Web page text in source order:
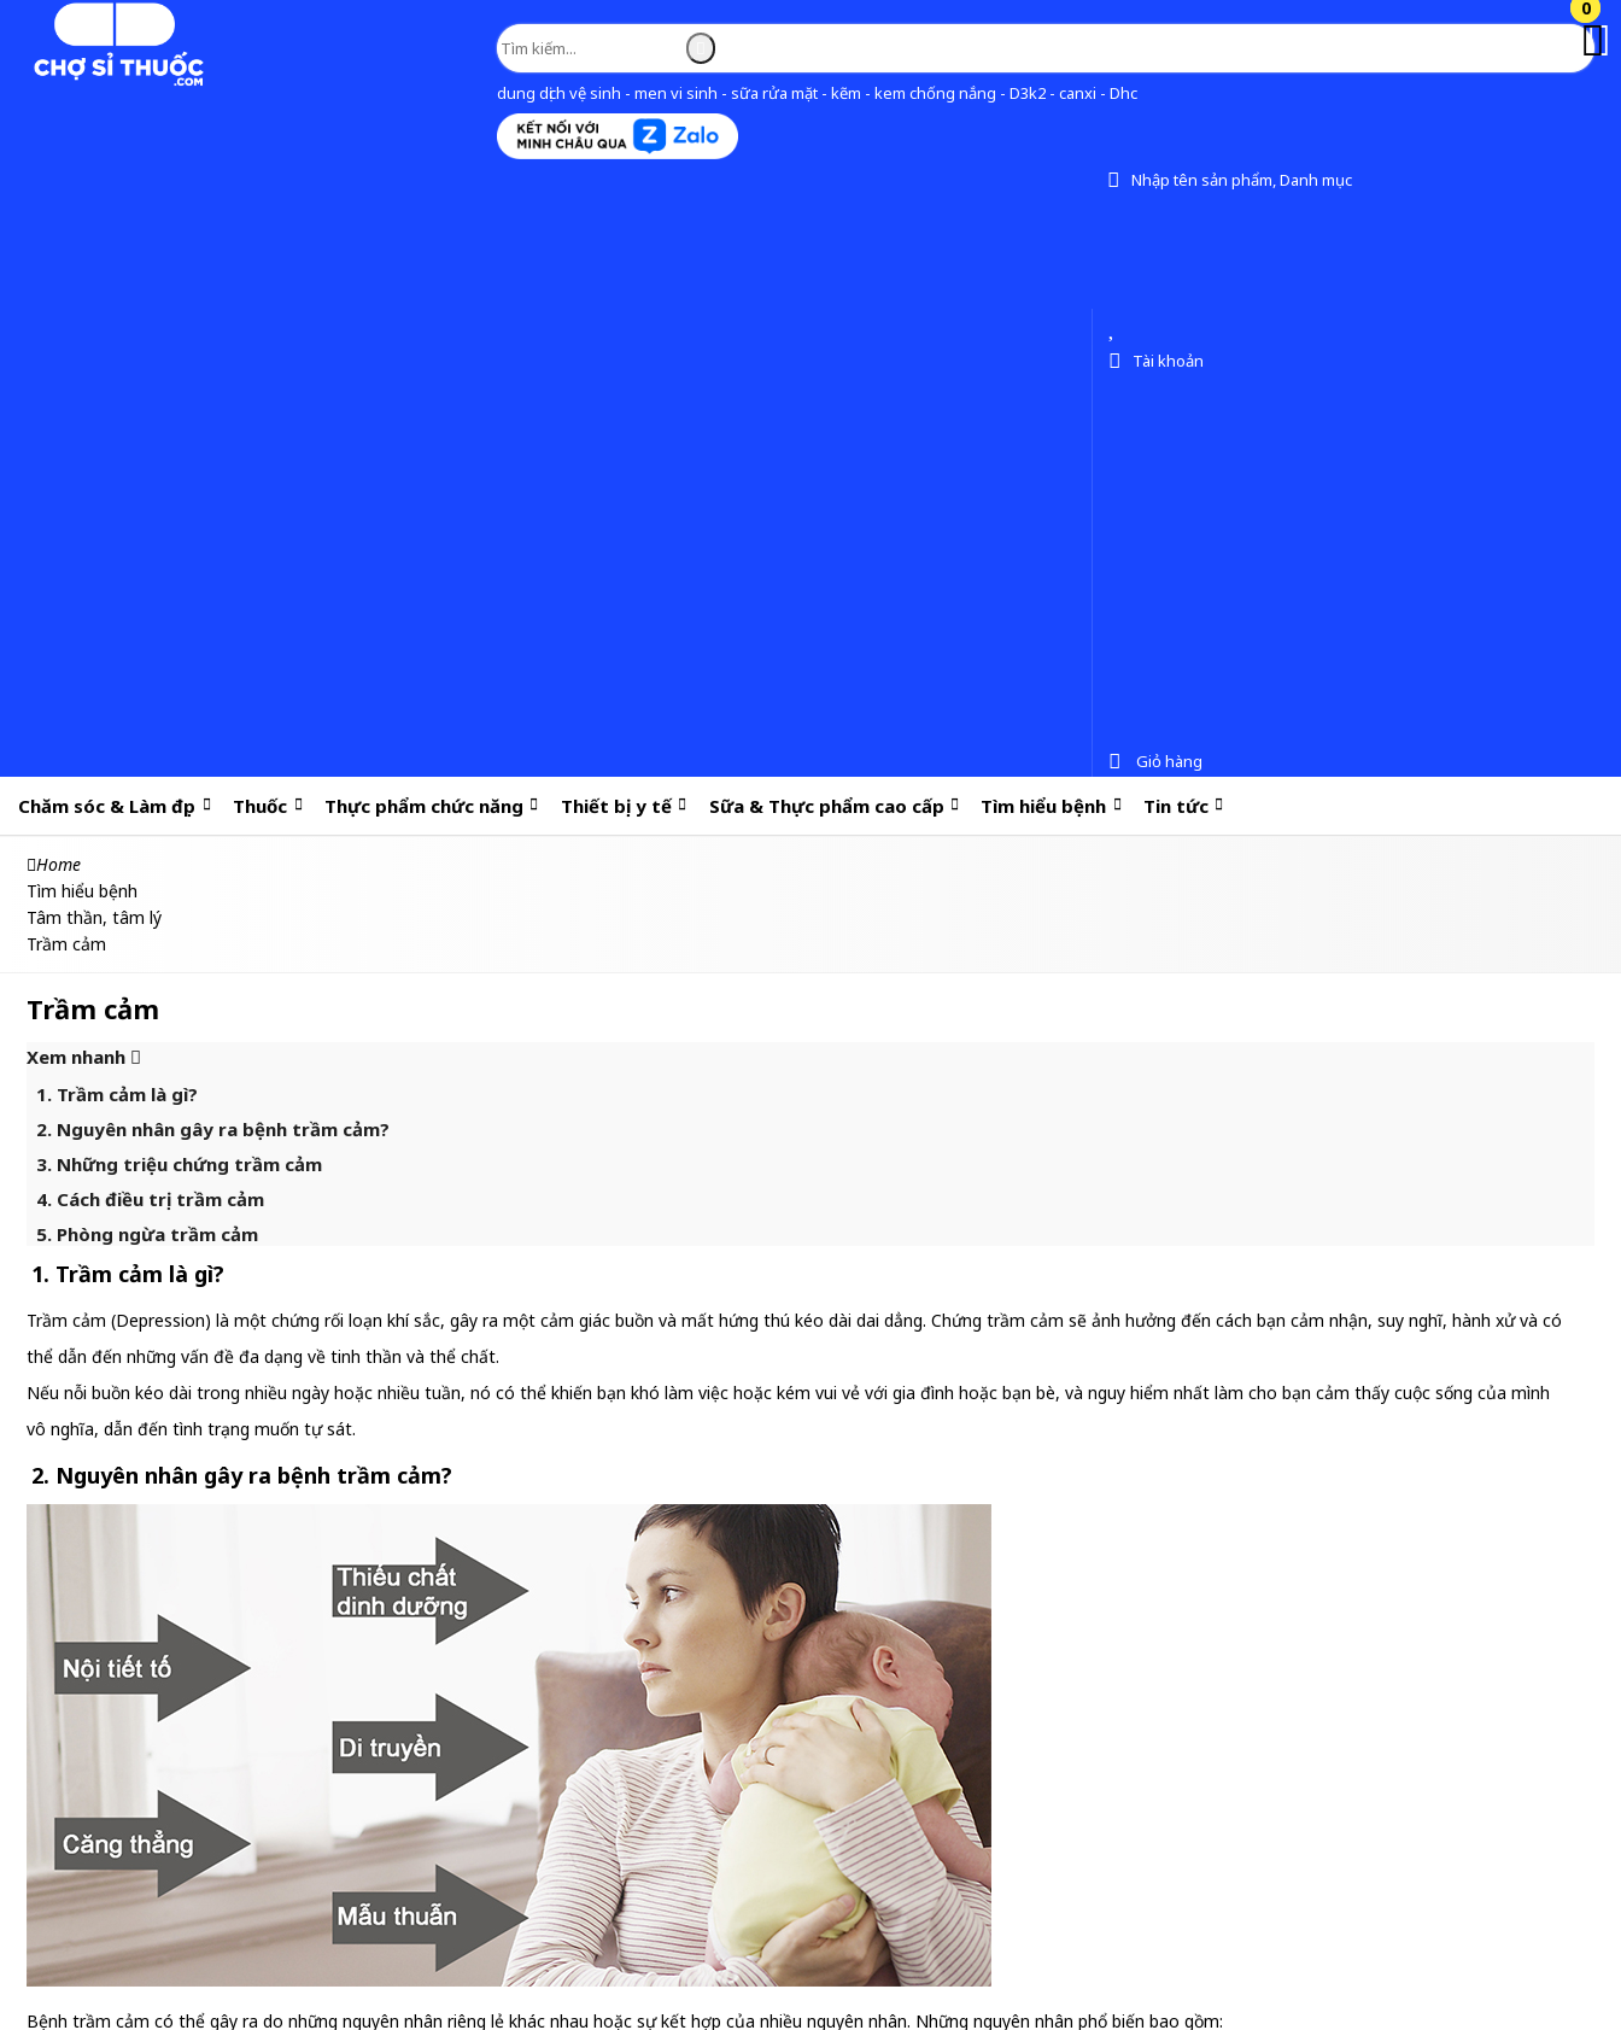
dung dịch vệ sinh - men vi sinh - sữa rửa mặt - kẽm - kem chống nắng - D3k2 - canxi - Dhc
Nhập tên sản phẩm, Danh mục
0
Tài khoản
0
Giỏ hàng
Chăm sóc & Làm đẹp Thuốc Thực phẩm chức năng Thiết bị y tế Sữa & Thực phẩm cao cấp Tìm hiểu bệnh Tin tức
Home
Tìm hiểu bệnh
Tâm thần, tâm lý
Trầm cảm
Trầm cảm
Xem nhanh
1. Trầm cảm là gì?
2. Nguyên nhân gây ra bệnh trầm cảm?
3. Những triệu chứng trầm cảm
4. Cách điều trị trầm cảm
5. Phòng ngừa trầm cảm
1. Trầm cảm là gì?
Trầm cảm (Depression) là một chứng rối loạn khí sắc, gây ra một cảm giác buồn và mất hứng thú kéo dài dai dẳng. Chứng trầm cảm sẽ ảnh hưởng đến cách bạn cảm nhận, suy nghĩ, hành xử và có
thể dẫn đến những vấn đề đa dạng về tinh thần và thể chất.
Nếu nỗi buồn kéo dài trong nhiều ngày hoặc nhiều tuần, nó có thể khiến bạn khó làm việc hoặc kém vui vẻ với gia đình hoặc bạn bè, và nguy hiểm nhất làm cho bạn cảm thấy cuộc sống của mình
vô nghĩa, dẫn đến tình trạng muốn tự sát.
2. Nguyên nhân gây ra bệnh trầm cảm?
Bệnh trầm cảm có thể gây ra do những nguyên nhân riêng lẻ khác nhau hoặc sự kết hợp của nhiều nguyên nhân. Những nguyên nhân phổ biến bao gồm: